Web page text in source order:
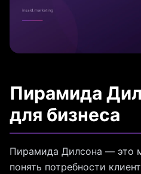
Пирамида
для бизнеса
Пирамида Дилсона — это
понять потребности